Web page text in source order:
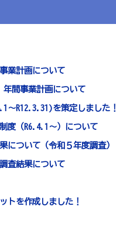
業計画について
間事業計画について
～R12.3.31)を策定しました！
度（R6.4.1～）について
について（令和５年度調査）
査結果について
トを作成しました！